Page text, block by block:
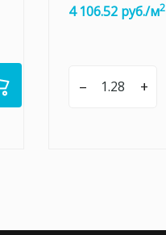
4 106.52 руб./м2
– +